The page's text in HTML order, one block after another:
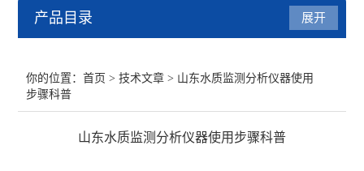
产品目录
化学试剂
玻璃仪器
展开
你的位置：首页 >技术文章 > 山东水质监测分析仪器使用
步骤科普
山东水质监测分析仪器使用步骤科普